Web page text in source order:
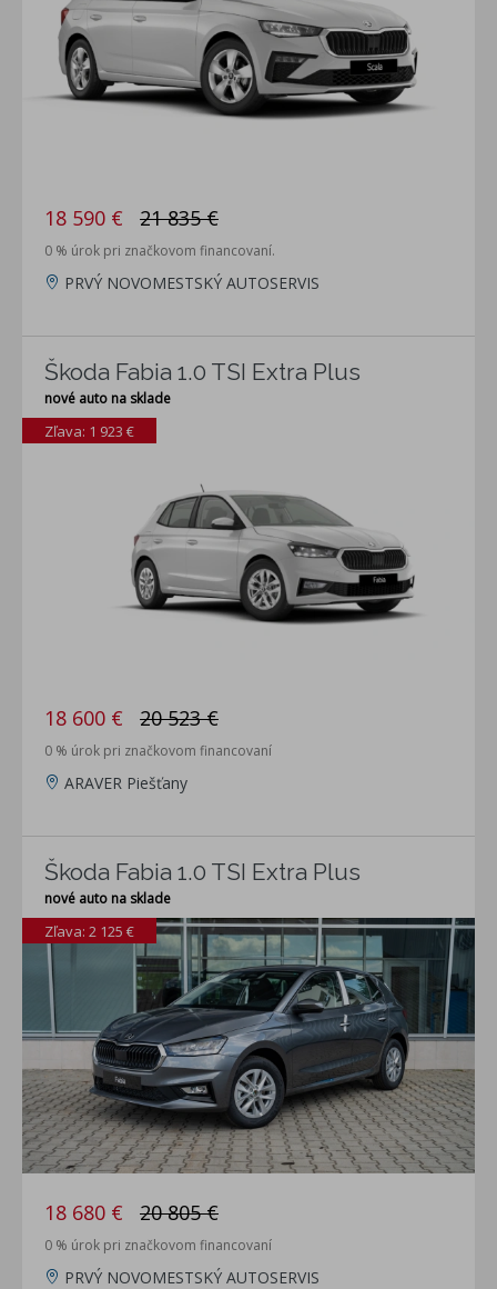
18 590 € 21 835 €
0 % úrok pri značkovom financovaní.
PRVÝ NOVOMESTSKÝ AUTOSERVIS
Škoda Fabia 1.0 TSI Extra Plus
nové auto na sklade
Zľava: 1 923 €
18 600 € 20 523 €
0 % úrok pri značkovom financovaní
ARAVER Piešťany
Škoda Fabia 1.0 TSI Extra Plus
nové auto na sklade
Zľava: 2 125 €
18 680 € 20 805 €
0 % úrok pri značkovom financovaní
PRVÝ NOVOMESTSKÝ AUTOSERVIS